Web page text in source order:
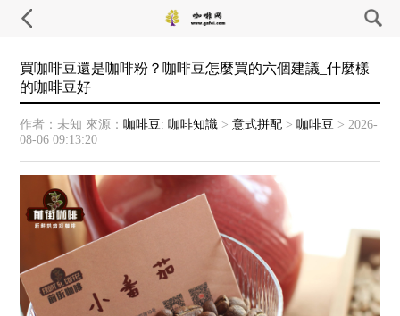
買咖啡豆還是咖啡粉？咖啡豆怎麼買的六個建議_什麼樣
的咖啡豆好
作者：未知 來源：咖啡豆:咖啡知識 >意式拼配 >咖啡豆 >2026-
08-06 09:13:20